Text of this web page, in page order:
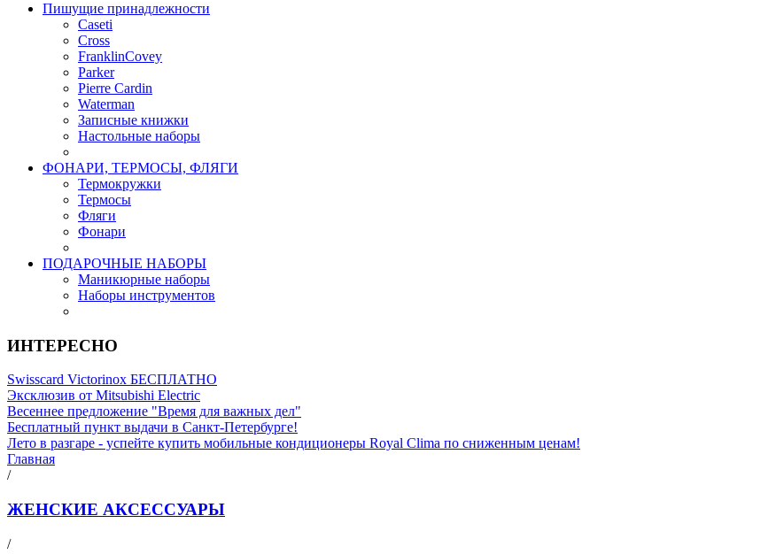
Пишущие принадлежности
Caseti
Cross
FranklinCovey
Parker
Pierre Cardin
Waterman
Записные книжки
Настольные наборы
ФОНАРИ, ТЕРМОСЫ, ФЛЯГИ
Термокружки
Термосы
Фляги
Фонари
ПОДАРОЧНЫЕ НАБОРЫ
Маникюрные наборы
Наборы инструментов
ИНТЕРЕСНО
Swisscard Victorinox БЕСПЛАТНО
Эксклюзив от Mitsubishi Electric
Весеннее предложение "Время для важных дел"
Бесплатный пункт выдачи в Санкт-Петербурге!
Лето в разгаре - успейте купить мобильные кондиционеры Royal Clima по сниженным ценам!
Главная
/
ЖЕНСКИЕ АКСЕССУАРЫ
/